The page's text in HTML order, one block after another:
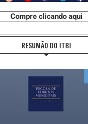
Compre clicando aqui
RESUMÃO DO ITBI